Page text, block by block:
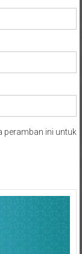
peramban ini untuk